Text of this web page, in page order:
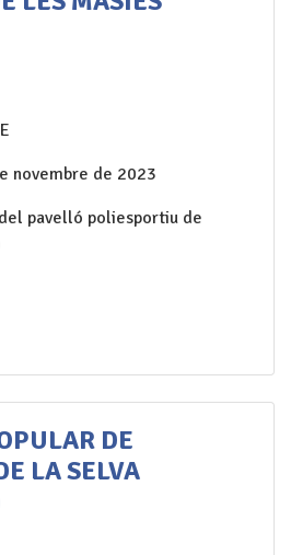
novembre de 2023
pavelló poliesportiu de
DE
LA SELVA